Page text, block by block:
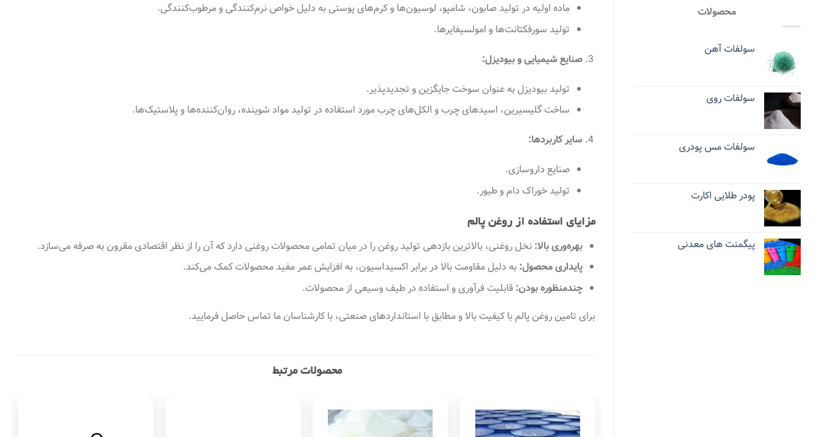
محصولات
سولفات آهن
سولفات روی
سولفات مس پودری
پودر طلایی اکارت
پیگمنت های معدنی
ماده اولیه در تولید صابون، شامپو، لوسیون‌ها و کرم‌های پوستی به دلیل خواص نرم‌کنندگی و مرطوب‌کنندگی.
تولید سورفکتانت‌ها و امولسیفایرها.
صنایع شیمیایی و بیودیزل:
تولید بیودیزل به عنوان سوخت جایگزین و تجدیدپذیر.
ساخت گلیسیرین، اسیدهای چرب و الکل‌های چرب مورد استفاده در تولید مواد شوینده، روان‌کننده‌ها و پلاستیک‌ها.
سایر کاربردها:
صنایع داروسازی.
تولید خوراک دام و طیور.
مزایای استفاده از روغن پالم
بهره‌وری بالا: نخل روغنی، بالاترین بازدهی تولید روغن را در میان تمامی محصولات روغنی دارد که آن را از نظر اقتصادی مقرون به صرفه می‌سازد.
پایداری محصول: به دلیل مقاومت بالا در برابر اکسیداسیون، به افزایش عمر مفید محصولات کمک می‌کند.
چندمنظوره بودن: قابلیت فرآوری و استفاده در طیف وسیعی از محصولات.
برای تامین روغن پالم با کیفیت بالا و مطابق با استانداردهای صنعتی، با کارشناسان ما تماس حاصل فرمایید.
محصولات مرتبط